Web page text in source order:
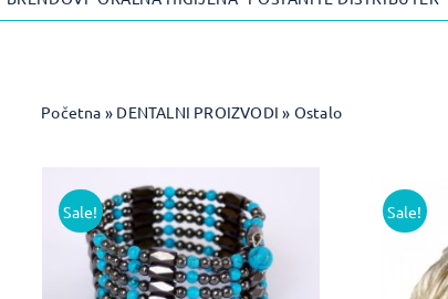
Početna » DENTALNI PROIZVODI » Ostalo
Sale! Sale!